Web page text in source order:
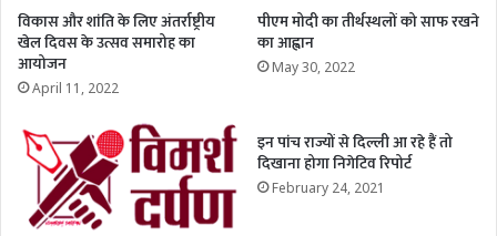
विकास और शांति के लिए अंतर्राष्ट्रीय
खेल दिवस के उत्सव समारोह का
आयोजन
April 11, 2022
पीएम मोदी का तीर्थस्थलों को साफ रखने
का आह्वान
May 30, 2022
इन पांच राज्यों से दिल्ली आ रहे हैं तो
दिखाना होगा निगेटिव रिपोर्ट
February 24, 2021